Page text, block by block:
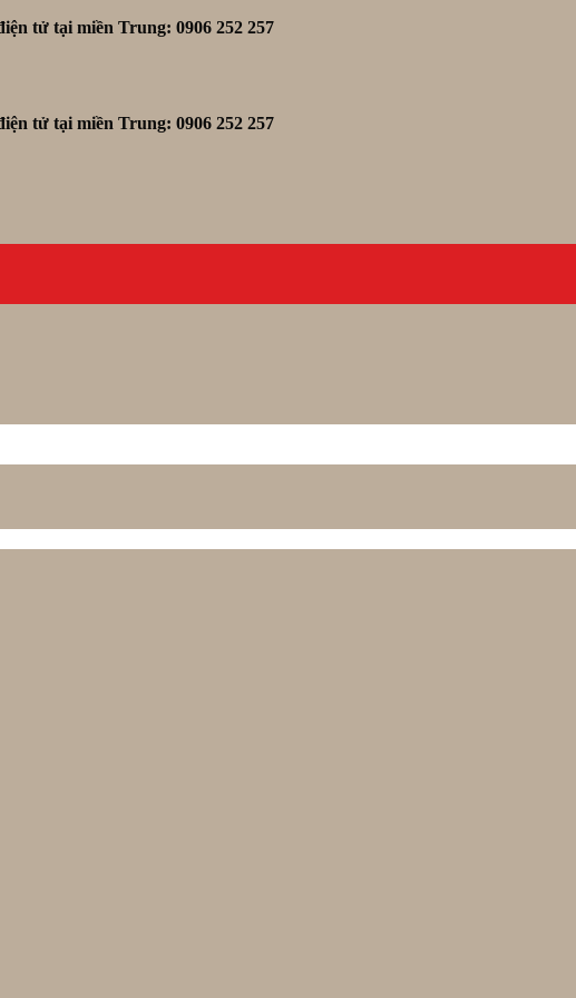
tử tại miền Trung: 0906 252 257
tử tại miền Trung: 0906 252 257